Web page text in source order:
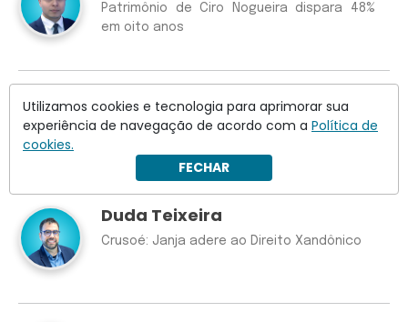
Utilizamos cookies e tecnologia para aprimorar sua
experiência de navegação de acordo com a Política de
cookies.
FECHAR
Patrimônio de Ciro Nogueira dispara 48%
em oito anos
Patricia Chaccur
Como destruir uma marca
Duda Teixeira
Crusoé: Janja adere ao Direito Xandônico